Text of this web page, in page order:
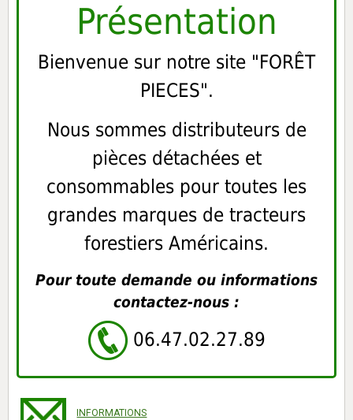
Présentation
Bienvenue sur notre site "FORÊT
PIECES".
Nous sommes distributeurs de
pièces détachées et
consommables pour toutes les
grandes marques de tracteurs
forestiers Américains.
Pour toute demande ou informations
contactez-nous :
06.47.02.27.89
INFORMATIONS